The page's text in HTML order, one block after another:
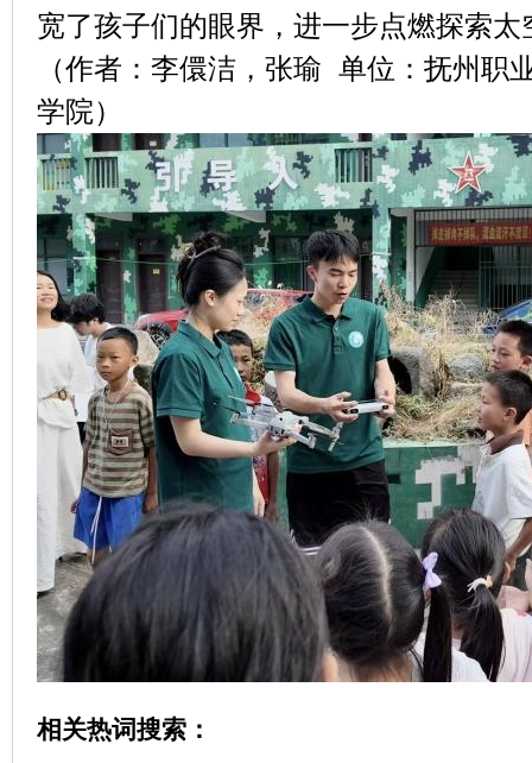
宽了孩子们的眼界，进一步点燃探索
（作者：李儇洁，张瑜 单位：抚州职
学院）
相关热词搜索：